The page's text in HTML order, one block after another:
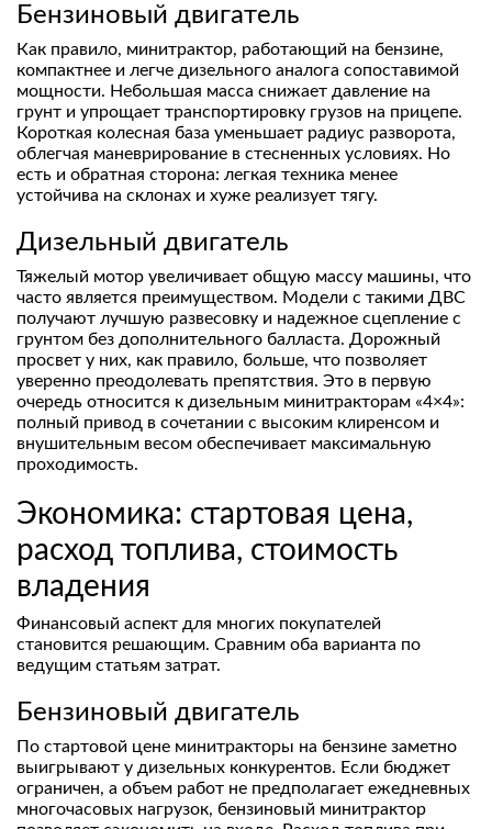
Бензиновый двигатель
Как правило, минитрактор, работающий на бензине,
компактнее и легче дизельного аналога сопоставимой
мощности. Небольшая масса снижает давление на
грунт и упрощает транспортировку грузов на прицепе.
Короткая колесная база уменьшает радиус разворота,
облегчая маневрирование в стесненных условиях. Но
есть и обратная сторона: легкая техника менее
устойчива на склонах и хуже реализует тягу.
Дизельный двигатель
Тяжелый мотор увеличивает общую массу машины, что
часто является преимуществом. Модели с такими ДВС
получают лучшую развесовку и надежное сцепление с
грунтом без дополнительного балласта. Дорожный
просвет у них, как правило, больше, что позволяет
уверенно преодолевать препятствия. Это в первую
очередь относится к дизельным минитракторам «4×4»:
полный привод в сочетании с высоким клиренсом и
внушительным весом обеспечивает максимальную
проходимость.
Экономика: стартовая цена,
расход топлива, стоимость
владения
Финансовый аспект для многих покупателей
становится решающим. Сравним оба варианта по
ведущим статьям затрат.
Бензиновый двигатель
По стартовой цене минитракторы на бензине заметно
выигрывают у дизельных конкурентов. Если бюджет
ограничен, а объем работ не предполагает ежедневных
многочасовых нагрузок, бензиновый минитрактор